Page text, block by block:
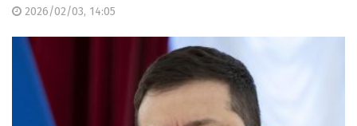
2026/02/03, 14:05